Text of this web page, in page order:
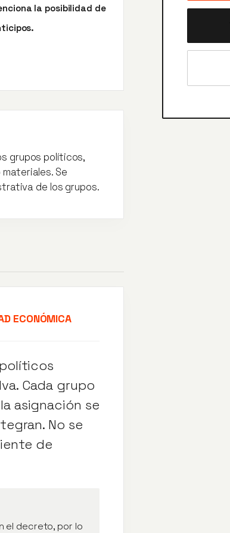
la posibilidad de
grupos políticos,
Se
de los grupos.
ECONÓMICA
Cada grupo
asignación se
No se
de
el decreto, por lo